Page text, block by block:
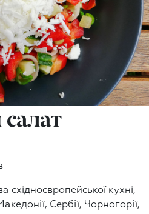
східноєвропейської кухні,
Сербії, Чорногорії,